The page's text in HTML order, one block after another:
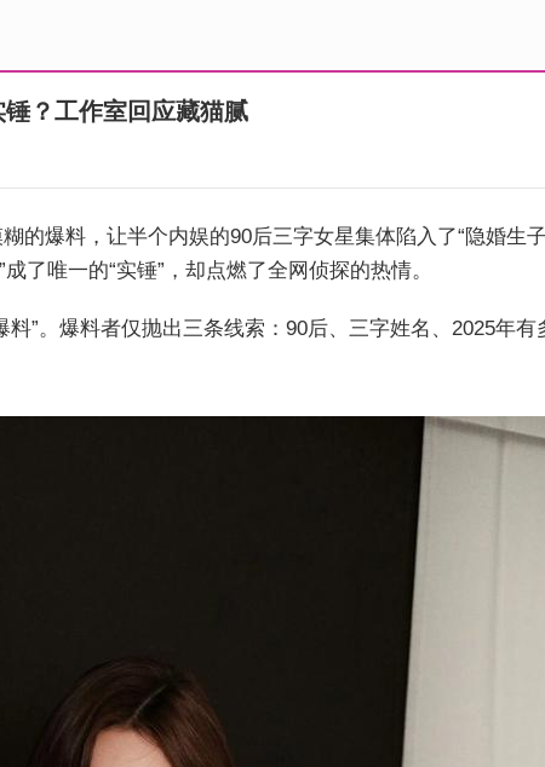
？工作室回应藏猫腻
的爆料，让半个内娱的90后三字女星集体陷入了“隐婚生
了唯一的“实锤”，却点燃了全网侦探的热情。
”。爆料者仅抛出三条线索：90后、三字姓名、2025年